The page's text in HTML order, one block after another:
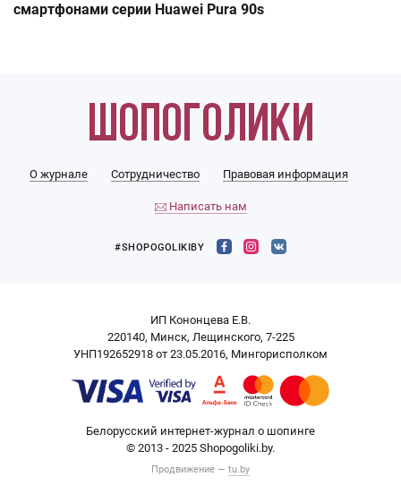
смартфонами серии Huawei Pura 90s
О журнале Сотрудничество Правовая информация
Написать нам
#SHOPOGOLIKIBY
ИП Кононцева Е.В.
220140, Минск, Лещинского, 7-225
УНП192652918 от 23.05.2016, Мингорисполком
Белорусский интернет-журнал о шопинге
© 2013 - 2025 Shopogoliki.by.
Продвижение — tu.by